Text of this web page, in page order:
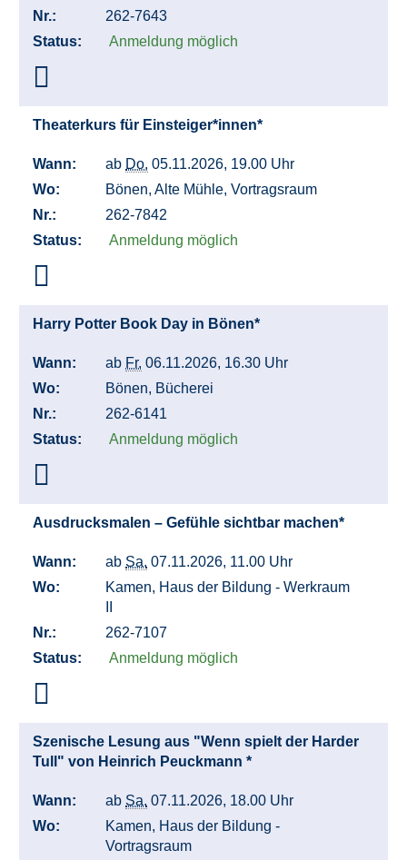
Nr.:
262-7643
Status:
Anmeldung möglich
Theaterkurs für Einsteiger*innen*
Wann: ab Do. 05.11.2026, 19.00 Uhr
Wo:
Bönen, Alte Mühle, Vortragsraum
Nr.:
262-7842
Status:
Anmeldung möglich
Harry Potter Book Day in Bönen*
Wann: ab Fr. 06.11.2026, 16.30 Uhr
Wo:
Bönen, Bücherei
Nr.:
262-6141
Status:
Anmeldung möglich
Ausdrucksmalen – Gefühle sichtbar machen*
Wann: ab Sa. 07.11.2026, 11.00 Uhr
Wo:
Kamen, Haus der Bildung - Werkraum
Nr.:
262-7107
Status:
Anmeldung möglich
Szenische Lesung aus "Wenn spielt der Harder
Tull" von Heinrich Peuckmann *
Wann: ab Sa. 07.11.2026, 18.00 Uhr
Wo:
Kamen, Haus der Bildung -
Vortragsraum